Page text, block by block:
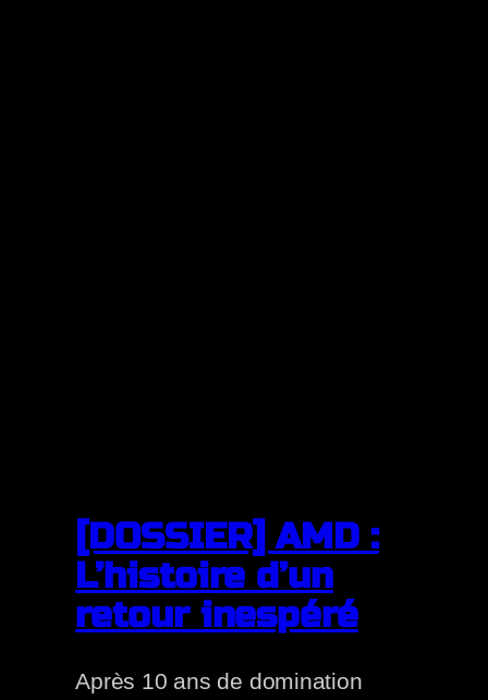
[DOSSIER] AMD :
L’histoire d’un
retour inespéré
Après 10 ans de domination